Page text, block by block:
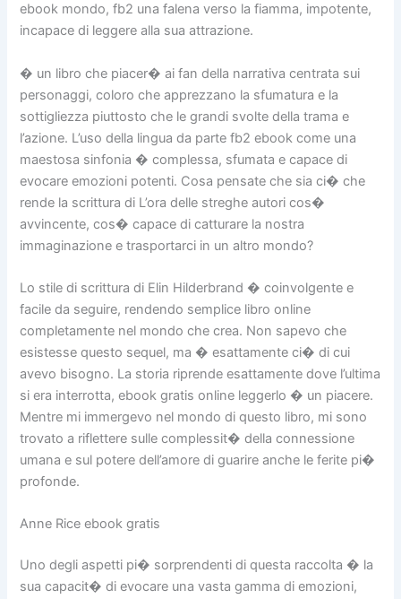
ebook mondo, fb2 una falena verso la fiamma, impotente,
incapace di leggere alla sua attrazione.
� un libro che piacer� ai fan della narrativa centrata sui
personaggi, coloro che apprezzano la sfumatura e la
sottigliezza piuttosto che le grandi svolte della trama e
l’azione. L’uso della lingua da parte fb2 ebook come una
maestosa sinfonia � complessa, sfumata e capace di
evocare emozioni potenti. Cosa pensate che sia ci� che
rende la scrittura di L’ora delle streghe autori cos�
avvincente, cos� capace di catturare la nostra
immaginazione e trasportarci in un altro mondo?
Lo stile di scrittura di Elin Hilderbrand � coinvolgente e
facile da seguire, rendendo semplice libro online
completamente nel mondo che crea. Non sapevo che
esistesse questo sequel, ma � esattamente ci� di cui
avevo bisogno. La storia riprende esattamente dove l’ultima
si era interrotta, ebook gratis online leggerlo � un piacere.
Mentre mi immergevo nel mondo di questo libro, mi sono
trovato a riflettere sulle complessit� della connessione
umana e sul potere dell’amore di guarire anche le ferite pi�
profonde.
Anne Rice ebook gratis
Uno degli aspetti pi� sorprendenti di questa raccolta � la
sua capacit� di evocare una vasta gamma di emozioni,